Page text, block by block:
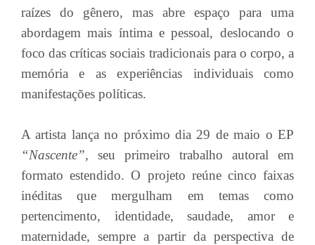
raízes do gênero, mas abre espaço para uma
abordagem mais íntima e pessoal, deslocando o
foco das críticas sociais tradicionais para o corpo, a
memória e as experiências individuais como
manifestações políticas.
A artista lança no próximo dia 29 de maio o EP
“Nascente”, seu primeiro trabalho autoral em
formato estendido. O projeto reúne cinco faixas
inéditas que mergulham em temas como
pertencimento, identidade, saudade, amor e
maternidade, sempre a partir da perspectiva de